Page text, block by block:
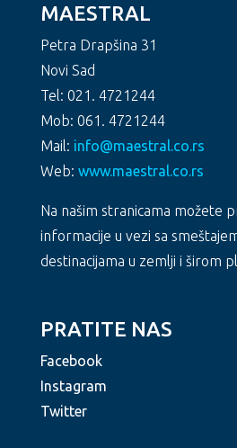
MAESTRAL
Petra Drapšina 31
Novi Sad
Tel: 021. 4721244
Mob: 061. 4721244
Mail: info@maestral.co.rs
Web: www.maestral.co.rs
Na našim stranicama možete
informacije u vezi sa
destinacijama u zemlji i širom
PRATITE NAS
Facebook
Instagram
Twitter